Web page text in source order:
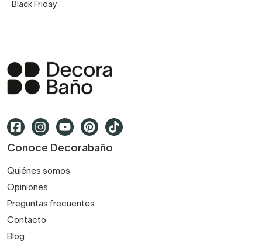
Black Friday
Conoce Decorabaño
Quiénes somos
Opiniones
Preguntas frecuentes
Contacto
Blog